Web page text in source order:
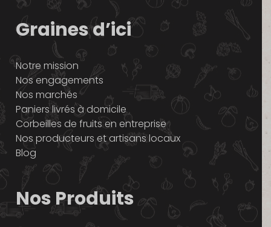
Graines d’ici
Notre mission
Nos engagements
Nos marchés
Paniers livrés à domicile
Corbeilles de fruits en entreprise
Nos producteurs et artisans locaux
Blog
Nos Produits